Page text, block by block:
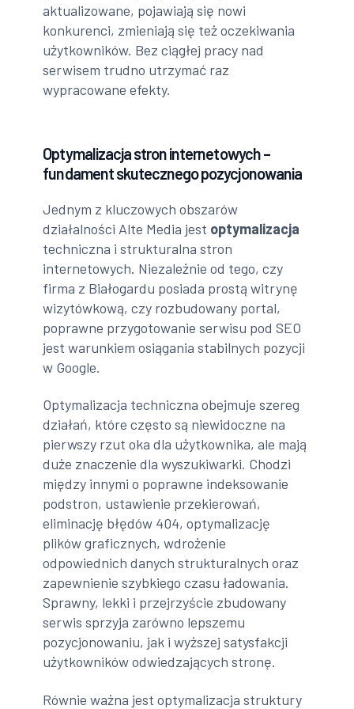
aktualizowane, pojawiają się nowi
konkurenci, zmieniają się też oczekiwania
użytkowników. Bez ciągłej pracy nad
serwisem trudno utrzymać raz
wypracowane efekty.
Optymalizacja stron internetowych –
fundament skutecznego pozycjonowania
Jednym z kluczowych obszarów
działalności Alte Media jest optymalizacja
techniczna i strukturalna stron
internetowych. Niezależnie od tego, czy
firma z Białogardu posiada prostą witrynę
wizytówkową, czy rozbudowany portal,
poprawne przygotowanie serwisu pod SEO
jest warunkiem osiągania stabilnych pozycji
w Google.
Optymalizacja techniczna obejmuje szereg
działań, które często są niewidoczne na
pierwszy rzut oka dla użytkownika, ale mają
duże znaczenie dla wyszukiwarki. Chodzi
między innymi o poprawne indeksowanie
podstron, ustawienie przekierowań,
eliminację błędów 404, optymalizację
plików graficznych, wdrożenie
odpowiednich danych strukturalnych oraz
zapewnienie szybkiego czasu ładowania.
Sprawny, lekki i przejrzyście zbudowany
serwis sprzyja zarówno lepszemu
pozycjonowaniu, jak i wyższej satysfakcji
użytkowników odwiedzających stronę.
Równie ważna jest optymalizacja struktury